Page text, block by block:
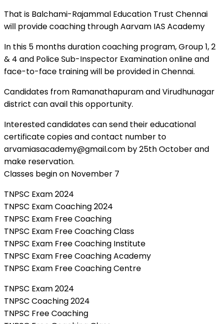
That is Balchami-Rajammal Education Trust Chennai
will provide coaching through Aarvam IAS Academy
In this 5 months duration coaching program, Group 1, 2
& 4 and Police Sub-Inspector Examination online and
face-to-face training will be provided in Chennai.
Candidates from Ramanathapuram and Virudhunagar
district can avail this opportunity.
Interested candidates can send their educational
certificate copies and contact number to
arvamiasacademy@gmail.com by 25th October and
make reservation.
Classes begin on November 7
TNPSC Exam 2024
TNPSC Exam Coaching 2024
TNPSC Exam Free Coaching
TNPSC Exam Free Coaching Class
TNPSC Exam Free Coaching Institute
TNPSC Exam Free Coaching Academy
TNPSC Exam Free Coaching Centre
TNPSC Exam 2024
TNPSC Coaching 2024
TNPSC Free Coaching